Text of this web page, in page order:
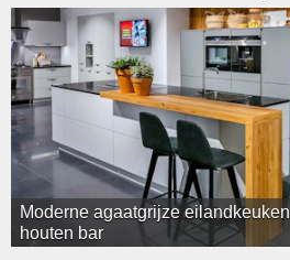
Moderne agaatgrijze
houten bar